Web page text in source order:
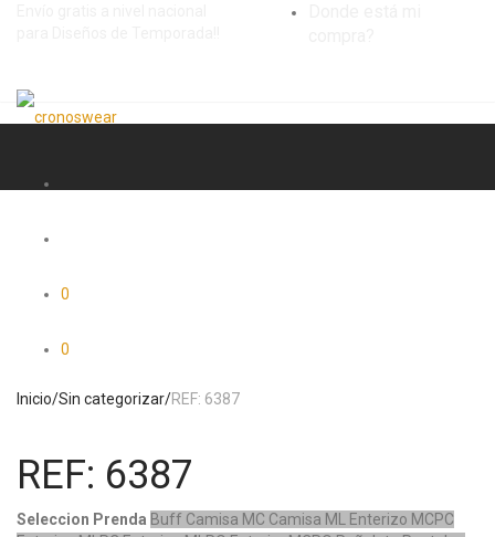
0
0
Inicio/Sin categorizar/REF: 6387
REF: 6387
Seleccion Prenda Buff Camisa MC Camisa ML Enterizo MCPC